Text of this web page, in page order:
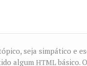
seja simpático e
algum htmlbásico.